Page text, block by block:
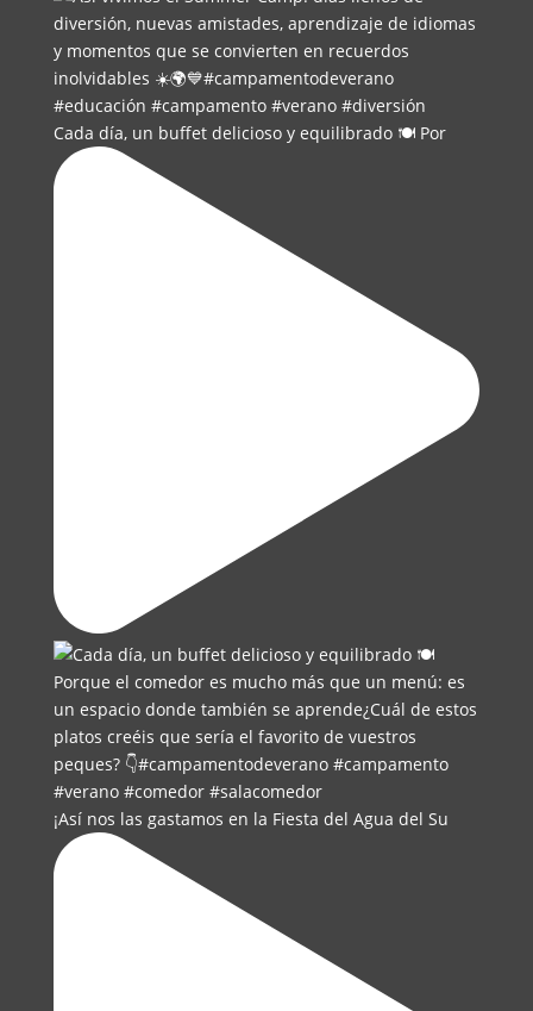
Cada día, un buffet delicioso y equilibrado 🍽️ Por
¡Así nos las gastamos en la Fiesta del Agua del Su